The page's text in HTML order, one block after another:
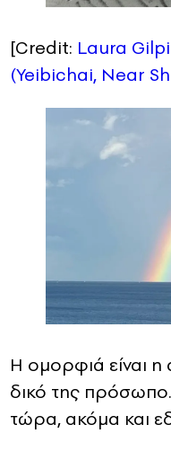
[Credit: Laura
(Yeibichai, Near
Η ομορφιά είναι
δικό της πρόσωπο.
τώρα, ακόμα και